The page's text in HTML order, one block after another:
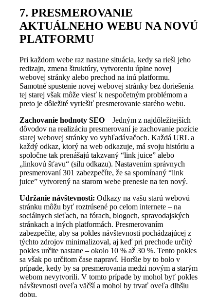
7. PRESMEROVANIE
AKTUÁLNEHO WEBU NA NOVÚ
PLATFORMU
Pri každom webe raz nastane situácia, kedy sa rieši jeho
redizajn, zmena štruktúry, vytvoreniu úplne novej
webovej stránky alebo prechod na inú platformu.
Samotné spustenie novej webovej stránky bez doriešenia
tej starej však môže viesť k nespočetným problémom a
preto je dôležité vyriešiť presmerovanie starého webu.
Zachovanie hodnoty SEO – Jedným z najdôležitejších
dôvodov na realizáciu presmerovaní je zachovanie pozície
starej webovej stránky vo vyhľadávačoch. Každá URL a
každý odkaz, ktorý na web odkazuje, má svoju históriu a
spoločne tak prenášajú takzvaný “link juice” alebo
„linkovú šťavu“ (silu odkazu). Nastavením správnych
presmerovaní 301 zabezpečíte, že sa spomínaný “link
juice” vytvorený na starom webe prenesie na ten nový.
Udržanie návštevnosti: Odkazy na vašu starú webovú
stránku môžu byť roztrúsené po celom internete – na
sociálnych sieťach, na fórach, blogoch, spravodajských
stránkach a iných platformách. Presmerovaním
zabezpečíte, aby sa pokles návštevnosti pochádzajúcej z
týchto zdrojov minimalizoval, aj keď pri prechode určitý
pokles určite nastane – okolo 10 % až 30 %. Tento pokles
sa však po určitom čase napraví. Horšie by to bolo v
prípade, kedy by sa presmerovania medzi novým a starým
webom nevytvorili. V tomto prípade by mohol byť pokles
návštevnosti oveľa väčší a mohol by trvať oveľa dlhšiu
dobu.